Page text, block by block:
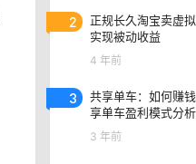
2
正规长久淘宝卖虚
实现被动收益
4 年前
3
共享单车：如何赚
享单车盈利模式分
3 年前